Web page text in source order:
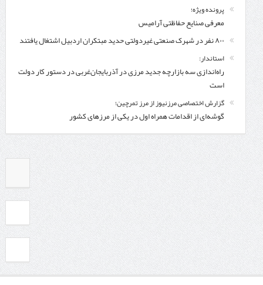
پرونده ویژه؛
معرفی صنایع حفاظتی آرامیس
۸۰۰ نفر در شهرک صنعتی غیردولتی حدید مبتکران اردبیل اشتغال یافتند
استاندار:
راه‌اندازی سه بازارچه جدید مرزی در آذربایجان‌غربی در دستور کار دولت
است
گزارش اختصاصی مرزنیوز از مرز تمرچین؛
گوشه‌ای از اقدامات همراه اول در یکی از مرزهای کشور